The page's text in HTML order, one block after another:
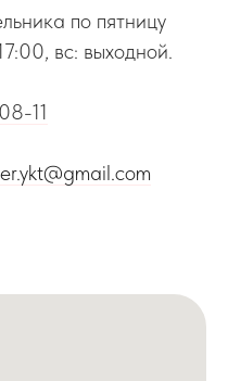
по пятницу
вс: выходной.
11